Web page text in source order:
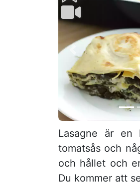
Föregående
Lasagne är en
tomatsås och
och hållet och
Du kommer att